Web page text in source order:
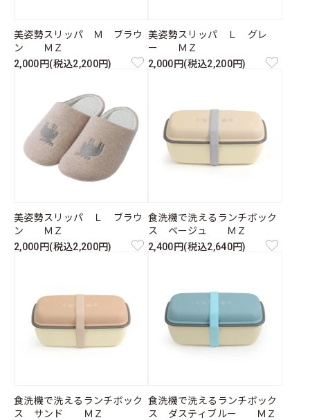
美姿勢スリッパ Ｍ ブラウ
ン ＭＺ
2,000円(税込2,200円)
美姿勢スリッパ Ｌ グレ
ー ＭＺ
2,000円(税込2,200円)
美姿勢スリッパ Ｌ ブラウ
ン ＭＺ
2,000円(税込2,200円)
食洗機で洗えるランチボック
ス ベージュ ＭＺ
2,400円(税込2,640円)
食洗機で洗えるランチボック
ス サンド ＭＺ
食洗機で洗えるランチボック
ス ダスティブルー ＭＺ